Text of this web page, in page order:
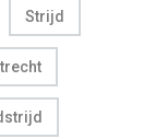
Strijd